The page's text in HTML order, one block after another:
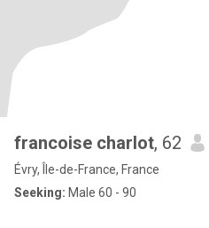
francoise charlot, 62
Évry, Île-de-France, France
Seeking: Male 60 - 90